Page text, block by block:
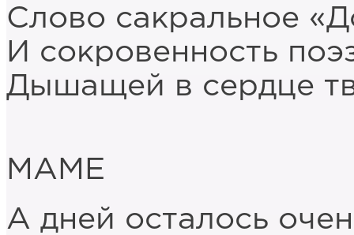
Слово сакральное
И сокровенность
Дышащей в сердце
МАМЕ
А дней осталось